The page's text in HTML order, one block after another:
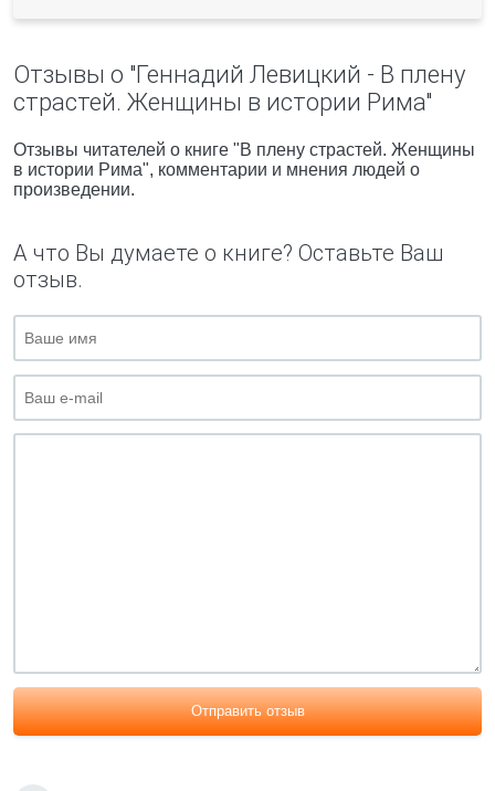
Отзывы о "Геннадий Левицкий - В плену
страстей. Женщины в истории Рима"
Отзывы читателей о книге "В плену страстей. Женщины
в истории Рима", комментарии и мнения людей о
произведении.
А что Вы думаете о книге? Оставьте Ваш
отзыв.
Отправить отзыв